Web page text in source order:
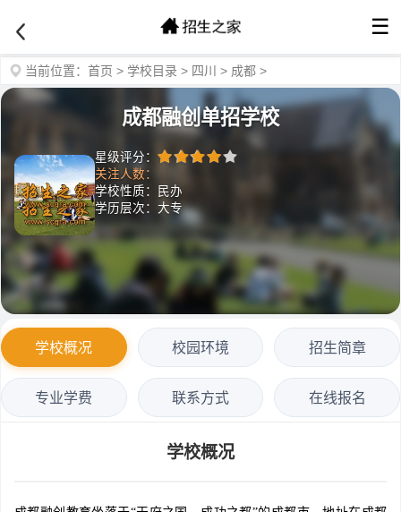
☰
当前位置： 首页 > 学校目录 > 四川 > 成都 >
成都融创单招学校
星级评分：
关注人数：
学校性质：民办
学历层次：大专
学校概况 校园环境 招生简章
专业学费 联系方式 在线报名
学校概况